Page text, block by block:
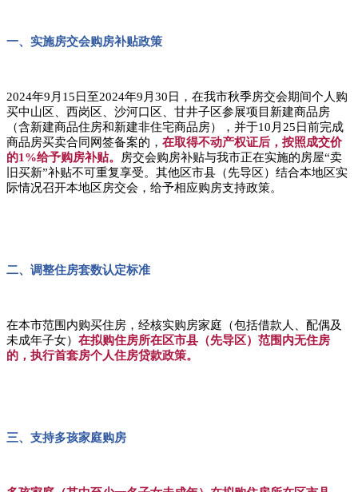
一、实施房交会购房补贴政策
2024年9月15日至2024年9月30日，在我市秋季房交会期间个人购
买中山区、西岗区、沙河口区、甘井子区参展项目新建商品房
（含新建商品住房和新建非住宅商品房），并于10月25日前完成
商品房买卖合同网签备案的， 在取得不动产权证后，按照成交价
的1%给予购房补贴。
房交会购房补贴与我市正在实施的房屋“卖
旧买新”补贴不可重复享受。其他区市县（先导区）结合本地区实
际情况召开本地区房交会，给予相应购房支持政策。
二、调整住房套数认定标准
在本市范围内购买住房，经核实购房家庭（包括借款人、配偶及
未成年子女） 在拟购住房所在区市县（先导区）范围内无住房
的，执行首套房个人住房贷款政策。
三、支持多孩家庭购房